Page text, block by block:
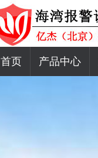
首页 产品中心